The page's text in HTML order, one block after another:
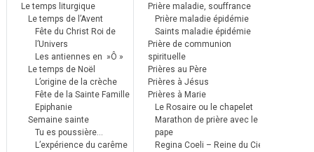
Le temps liturgique
Le temps de l’Avent
Fête du Christ Roi de
l’Univers
Les antiennes en »Ô »
Le temps de Noël
L’origine de la crèche
Fête de la Sainte Famille
Epiphanie
Semaine sainte
Tu es poussière…
L’expérience du carême
Prière maladie, souffrance
Prière maladie épidémie
Saints maladie épidémie
Prière de communion
spirituelle
Prières au Père
Prières à Jésus
Prières à Marie
Le Rosaire ou le chapelet
Marathon de prière avec le
pape
Regina Coeli – Reine du Ciel